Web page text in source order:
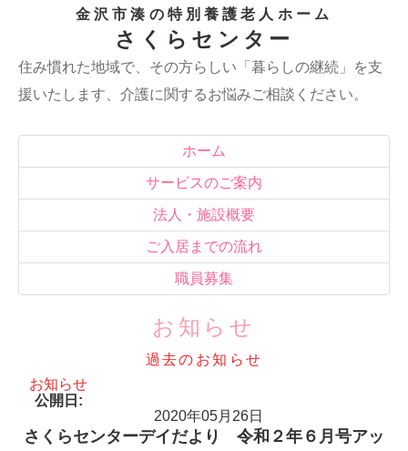
金沢市湊の特別養護老人ホーム
さくらセンター
住み慣れた地域で、その方らしい「暮らしの継続」を支
援いたします、介護に関するお悩みご相談ください。
ホーム
サービスのご案内
法人・施設概要
ご入居までの流れ
職員募集
お知らせ
過去のお知らせ
お知らせ
公開日:
2020年05月26日
さくらセンターデイだより 令和２年６月号アッ